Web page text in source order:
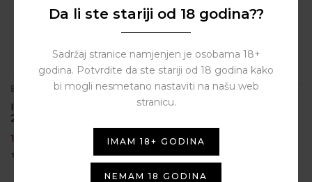
BY INFAMOUS
Infamous – Yellow Drops
20ML
15,00
BY
15,00€
Da li ste stariji od 18 godina??
Sadržaj stranice namjenjen je osobama 18+
godina. Potvrdite da ste stariji od 18 godina kako
bi mogli nesmetano nastaviti na našu web
stranicu.
IMAM 18+ GODINA
NEMAM 18 GODINA